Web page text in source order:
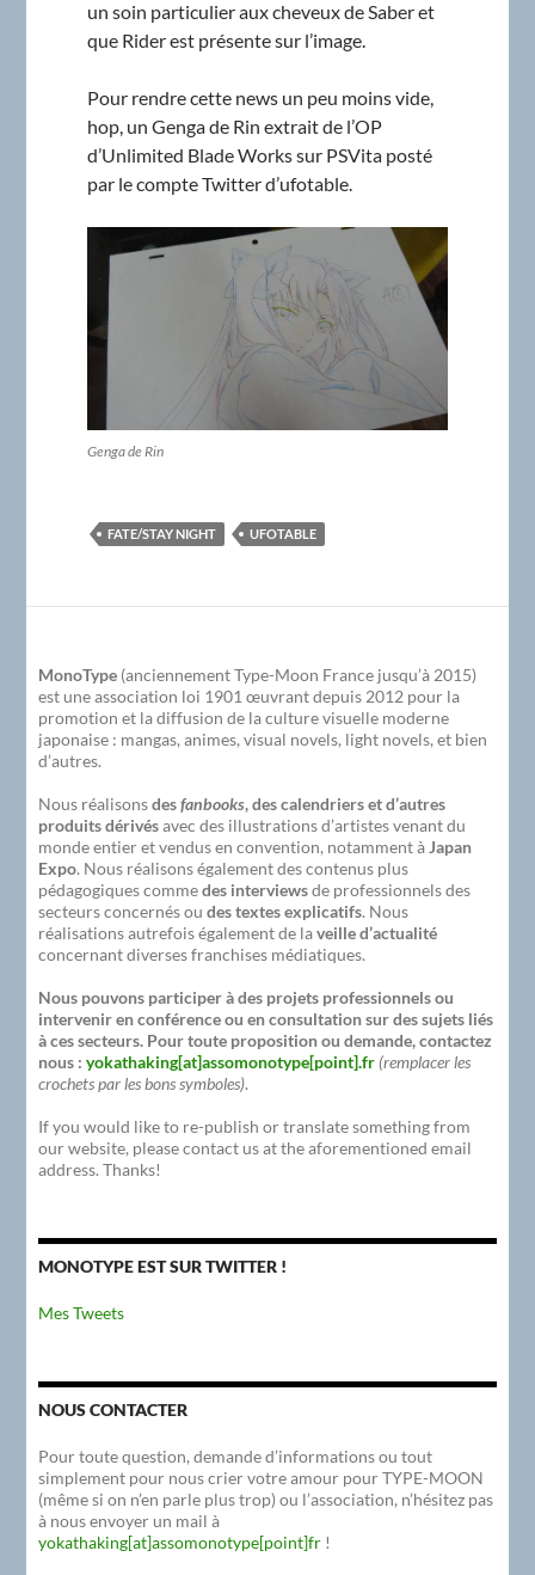
un soin particulier aux cheveux de Saber et
que Rider est présente sur l’image.
Pour rendre cette news un peu moins vide,
hop, un Genga de Rin extrait de l’OP
d’Unlimited Blade Works sur PSVita posté
par le compte Twitter d’ufotable.
Genga de Rin
FATE/STAY NIGHT UFOTABLE
MonoType (anciennement Type-Moon France jusqu’à 2015)
est une association loi 1901 œuvrant depuis 2012 pour la
promotion et la diffusion de la culture visuelle moderne
japonaise : mangas, animes, visual novels, light novels, et bien
d’autres.
Nous réalisonsdesfanbooks, des calendriers et d’autres
produits dérivésavec des illustrations d’artistes venant du
monde entier et vendus en convention, notamment àJapan
Expo. Nous réalisons également des contenus plus
pédagogiques commedes interviewsde professionnels des
secteurs concernés oudes textes explicatifs. Nous
réalisations autrefois également de laveille d’actualité
concernant diverses franchises médiatiques.
Nous pouvons participer à des projets professionnels ou
intervenir en conférence ou en consultation sur des sujets liés
à ces secteurs. Pour toute proposition ou demande, contactez
nous :yokathaking[at]assomonotype[point].fr (remplacer les
crochets par les bons symboles).
If you would like to re-publish or translate something from
our website, please contact us at the aforementioned email
address. Thanks!
MONOTYPE EST SUR TWITTER !
Mes Tweets
NOUS CONTACTER
Pour toute question, demande d’informations ou tout
simplement pour nous crier votre amour pour TYPE-MOON
(même si on n’en parle plus trop) ou l’association, n’hésitez pas
à nous envoyer un mail à
yokathaking[at]assomonotype[point]fr !